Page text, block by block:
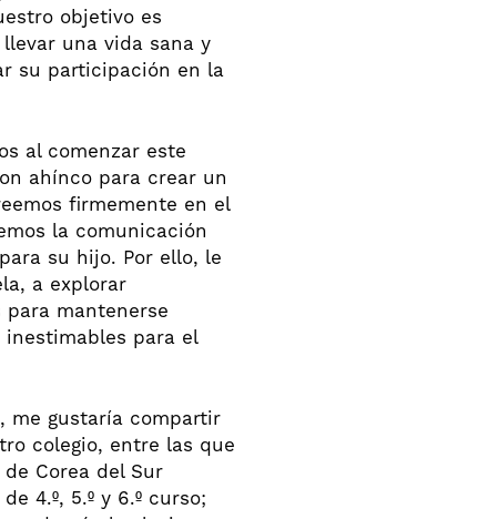
objetivo es
una vida sana y
su participación en la
al comenzar este
ahínco para crear un
firmemente en el
la comunicación
su hijo. Por ello, le
a explorar
mantenerse
para el
me gustaría compartir
colegio, entre las que
Corea del Sur
4.º, 5.º y 6.º curso;